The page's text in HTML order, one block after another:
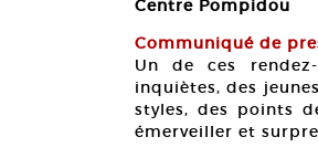
Centre Pompidou
Communiqué de
Un de ces
inquiètes, des
styles, des points
émerveiller et